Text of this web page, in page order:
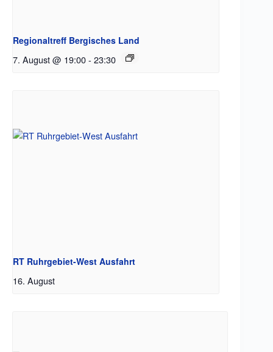
Regionaltreff Bergisches Land
7. August @ 19:00- 23:30
RT Ruhrgebiet-West Ausfahrt
16. August